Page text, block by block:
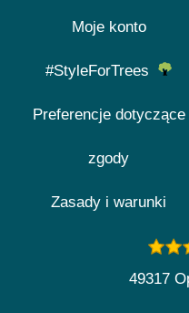
Moje konto
#StyleForTrees
Preferencje dotyczące
zgody
Zasady i warunki
49317